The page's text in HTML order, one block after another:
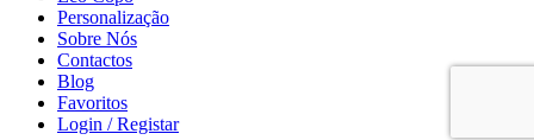
Personalização
Sobre Nós
Contactos
Blog
Favoritos
Login / Registar